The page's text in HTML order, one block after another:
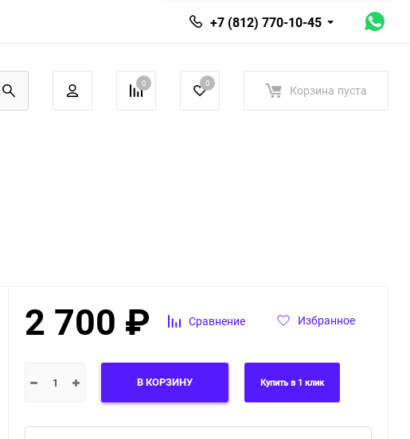
+7 (812) 770-10-45
0 0 Корзина пуста
2 700 ₽ Сравнение Избранное
В КОРЗИНУ Купить в 1 клик